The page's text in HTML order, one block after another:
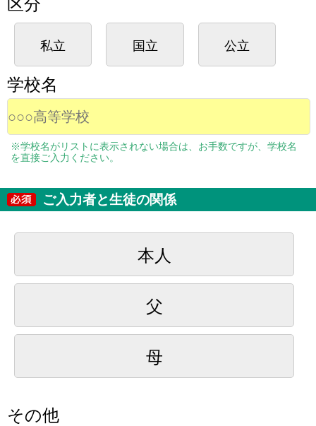
区分
私立 国立 公立
学校名
※学校名がリストに表示されない場合は、お手数ですが、学校名
を直接ご入力ください。
ご入力者と生徒の関係
本人
父
母
その他